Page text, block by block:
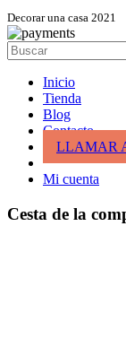
Decorar una casa 2021
Inicio
Tienda
Blog
Contacto
LLAMAR
Mi cuenta
Cesta de la